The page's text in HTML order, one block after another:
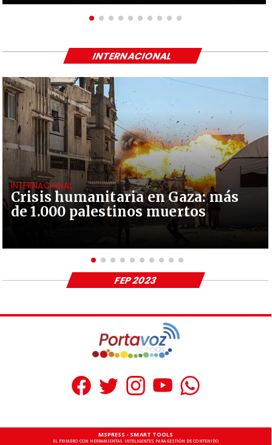
Crisis humanitaria en Gaza: más
de 1.000 palestinos muertos
INTERNACIONAL
INTERNACIONAL
FEP 2023
MSPRESS - SMART TOOLS
EL PRIMERO CON HERRAMIENTAS INTELIGENTES PARA GESTIÓN DE CONTENIDO